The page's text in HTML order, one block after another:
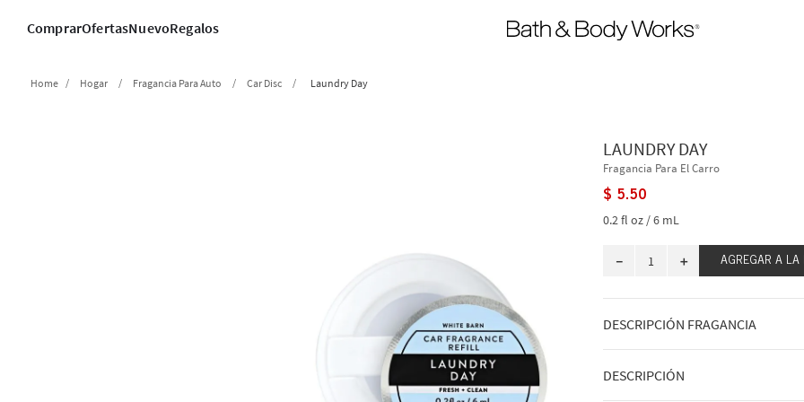
ComprarOfertasNuevoRegalos
Hogar Fragancia Para Auto Car Disc Laundry Day
LAUNDRY DAY
Fragancia Para El Carro
$ 5.50
0.2 fl oz / 6 mL
＋
－ AGREGAR A LA
DESCRIPCIÓN FRAGANCIA
A qué huele: una cesta con ropa sucia
tendedero.
DESCRIPCIÓN